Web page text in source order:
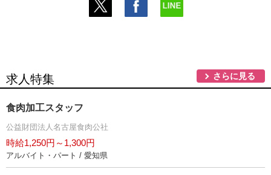
求人特集 さらに見る
食肉加工スタッフ
公益財団法人名古屋食肉公社
時給1,250円～1,300円
アルバイト・パート / 愛知県